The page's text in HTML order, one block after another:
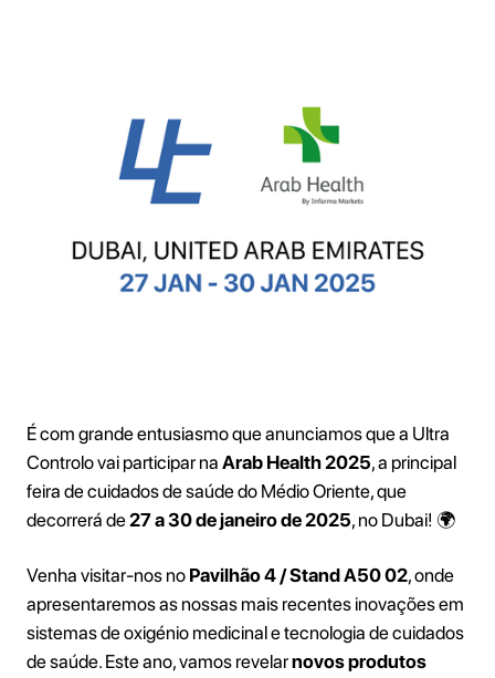
É com grande entusiasmo que anunciamos que a Ultra
Controlo vai participar na Arab Health 2025, a principal
feira de cuidados de saúde do Médio Oriente, que
decorrerá de27 a 30 de janeiro de 2025, no Dubai! 🌍
Venha visitar-nos no Pavilhão 4 / Stand A50 02, onde
apresentaremos as nossas mais recentes inovações em
sistemas de oxigénio medicinal e tecnologia de cuidados
de saúde. Este ano, vamos revelarnovos produtos